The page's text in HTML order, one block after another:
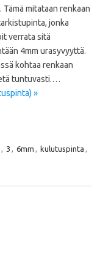
mitataan renkaan
jonka
verrata sitä
4mm urasyvyyttä.
kohtaa renkaan
tuntuvasti.…
»
3 6mm kulutuspinta